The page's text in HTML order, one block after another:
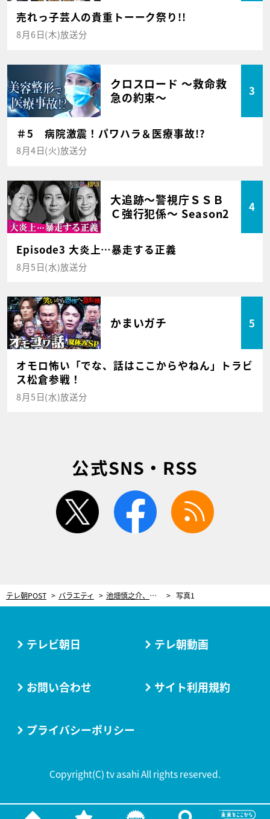
売れっ子芸人の貴重トーーク祭り!!
8月6日(木)放送分
クロスロード ～救命救
急の約束～
3
＃5 病院激震！パワハラ＆医療事故!?
8月4日(火)放送分
大追跡～警視庁ＳＳＢ
Ｃ強行犯係～ Season2
4
Episode3 大炎上…暴走する正義
8月5日(水)放送分
かまいガチ 5
オモロ怖い「でな、話はここからやねん」トラビ
ス松倉参戦！
8月5日(水)放送分
公式SNS・RSS
twitter facebook
テレ朝POST バラエティ 池畑慎之介、話題の糸島で観光大使に。熱海には別荘を購入…仕事に趣味に充実した生活ぶり 写真1
テレビ朝日 テレ朝動画
お問い合わせ サイト利用規約
プライバシーポリシー
Copyright(C) tv asahi All rights reserved.